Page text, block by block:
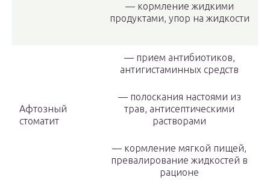
— кормление жидкими
продуктами, упор на жидкости
Афтозный
стоматит
— прием антибиотиков,
антигистаминных средств
— полоскания настоями из
трав, антисептическими
растворами
— кормление мягкой пищей,
превалирование жидкостей в
рационе